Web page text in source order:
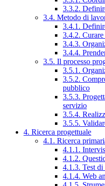
3.3.2.
3.4. Metodo di
3.4.1.
3.4.2.
3.4.3.
3.4.4.
3.5. Il processo
3.5.1.
3.5.2.
pubblico
3.5.3.
servizio
3.5.4.
3.5.5.
4. Ricerca progettuale
4.1. Ricerca
4.1.1.
4.1.2.
4.1.3. Test di
4.1.4. Web